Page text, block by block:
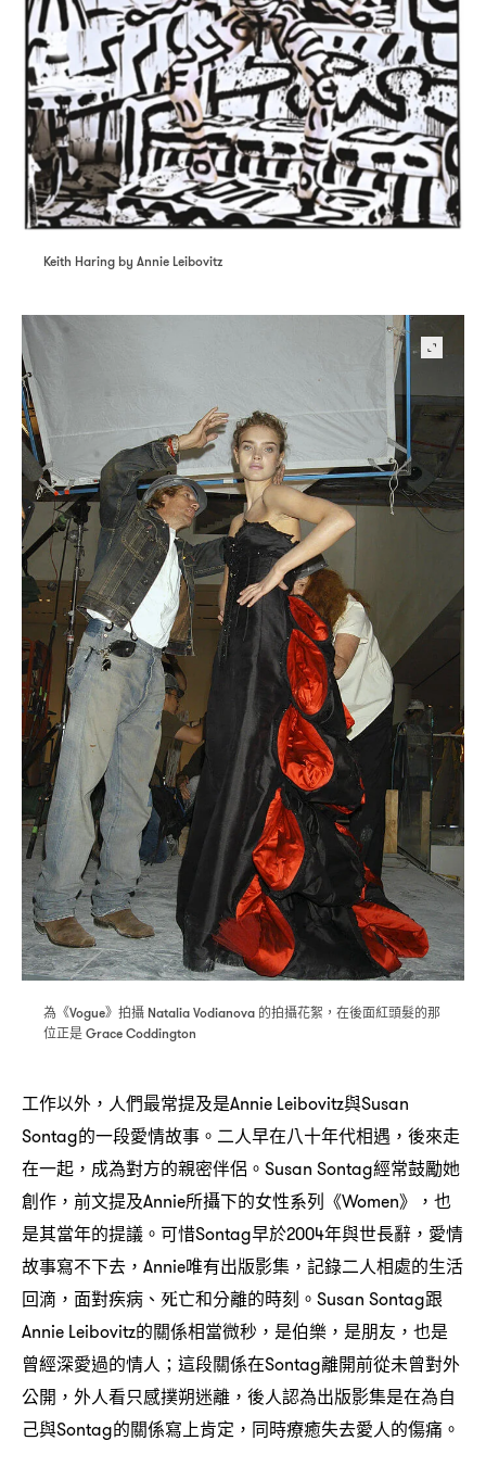
Keith Haring by Annie Leibovitz
為《Vogue》拍攝 Natalia Vodianova 的拍攝花絮 ， 在後面紅頭髮的那
位正是Grace Coddington
工作以外 ， 人們最常提及是Annie Leibovitz與Susan
Sontag的一段愛情故事。二人早在八十年代相遇 ， 後來走
在一起 ， 成為對方的親密伴侶。 Susan Sontag經常鼓勵她
創作 ， 前文提及Annie所攝下的女性系列《Women》 ， 也
是其當年的提議。可惜Sontag早於2004年與世長辭 ， 愛情
故事寫不下去 ，Annie唯有出版影集 ， 記錄二人相處的生活
回滴 ， 面對疾病、死亡和分離的時刻。 Susan Sontag跟
Annie Leibovitz的關係相當微秒 ， 是伯樂 ， 是朋友 ， 也是
曾經深愛過的情人 ； 這段關係在Sontag離開前從未曾對外
公開 ， 外人看只感撲朔迷離 ， 後人認為出版影集是在為自
己與Sontag的關係寫上肯定 ， 同時療癒失去愛人的傷痛。